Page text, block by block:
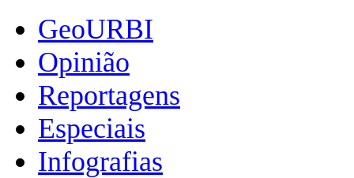
GeoURBI
Opinião
Reportagens
Especiais
Infografias